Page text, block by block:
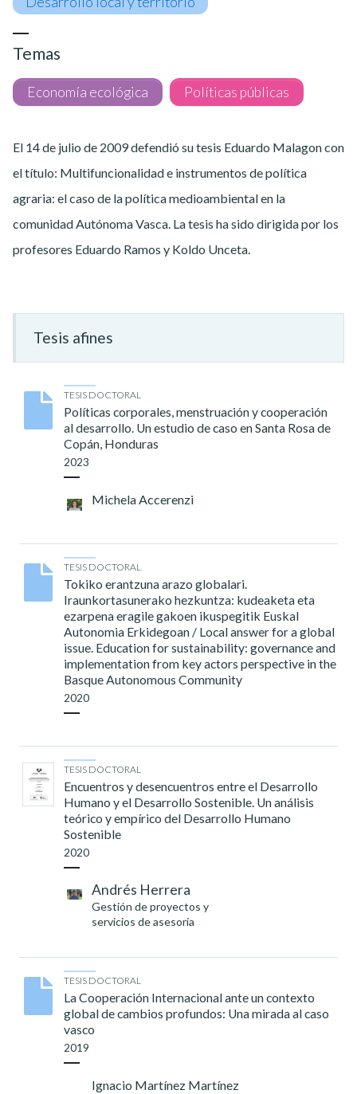
El 14 de julio de 2009 defendió su tesis Eduardo Malagon con
el título: Multifuncionalidad e instrumentos de política
agraria: el caso de la política medioambiental en la
comunidad Autónoma Vasca. La tesis ha sido dirigida por los
profesores Eduardo Ramos y Koldo Unceta.
Tesis afines
TESIS DOCTORAL
Políticas corporales, menstruación y cooperación
al desarrollo. Un estudio de caso en Santa Rosa de
Copán, Honduras
2023
Michela Accerenzi
TESIS DOCTORAL
Tokiko erantzuna arazo globalari.
Iraunkortasunerako hezkuntza: kudeaketa eta
ezarpena eragile gakoen ikuspegitik Euskal
Autonomia Erkidegoan / Local answer for a global
issue. Education for sustainability: governance and
implementation from key actors perspective in the
Basque Autonomous Community
2020
TESIS DOCTORAL
Encuentros y desencuentros entre el Desarrollo
Humano y el Desarrollo Sostenible. Un análisis
teórico y empírico del Desarrollo Humano
Sostenible
2020
Andrés Herrera
Gestión de proyectos y
servicios de asesoría
TESIS DOCTORAL
La Cooperación Internacional ante un contexto
global de cambios profundos: Una mirada al caso
vasco
2019
Ignacio Martínez Martínez
Temas
Economía ecológica Políticas públicas